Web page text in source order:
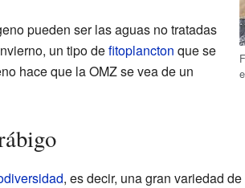
pueden ser las aguas no tratadas
un tipo defitoplancton que se
hace que la OMZ se vea de un
, es decir, una gran variedad